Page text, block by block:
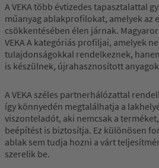
A VEKA több évtizedes tapasztalattal
műanyag ablakprofilokat, amelyek az
csökkentésében élen járnak.
VEKA A kategóriás profiljai, amelyek
tulajdonságokkal rendelkeznek,
is készülnek, újrahasznosított
A VEKA széles partnerhálózattal
így könnyedén megtalálhatja a
viszonteladót, aki nemcsak a
beépítést is biztosítja. Ez különösen
ablak sem tudja hozni a várt
szerelik be.